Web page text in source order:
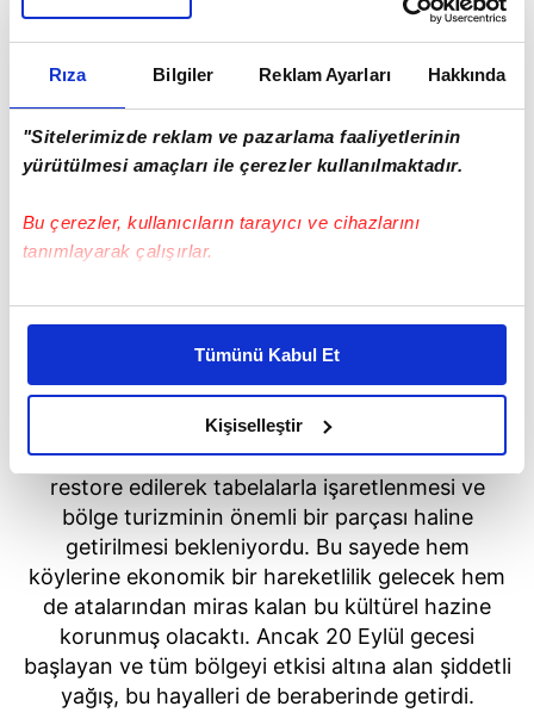
Rıza Bilgiler Reklam Ayarları Hakkında
"Sitelerimizde reklam ve pazarlama faaliyetlerinin
yürütülmesi amaçları ile çerezler kullanılmaktadır.
Bu çerezler, kullanıcıların tarayıcı ve cihazlarını
tanımlayarak çalışırlar.
Bu çerezlere izin vermeniz halinde sizlere özel
daha iyi reklam deneyimi yaşatabiliriz. Bunu yaparken
amacımızın size daha iyi bir reklam deneyimi sunmak
olduğunu ve sizlere en iyi içerikleri sunabilmek adına
elimizden gelen çabayı gösterdiğimizi ve bu noktada,
reklamların maliyetlerimizi karşılamak noktasında tek gelir
kalemimiz olduğunu sizlere hatırlatmak isteriz.
Her halükârda, kullanıcılar, bu çerezlere izin vermedikleri
takdirde, kullanıcılara hedefli reklamlar
Sizlere daha iyi bir hizmet sunabilmek için İnternet
Sitemizde kendimize ve üçüncü kişilere ait çerezler
Tümünü Kabul Et
Kişiselleştir
KAPILDI
Bölge halkı köprünün keşfedilmesinin ardından
büyük bir heyecan ve umut içindeydi. Yapının
restore edilerek tabelalarla işaretlenmesi ve
bölge turizminin önemli bir parçası haline
getirilmesi bekleniyordu. Bu sayede hem
köylerine ekonomik bir hareketlilik gelecek hem
de atalarından miras kalan bu kültürel hazine
korunmuş olacaktı. Ancak 20 Eylül gecesi
başlayan ve tüm bölgeyi etkisi altına alan şiddetli
yağış, bu hayalleri de beraberinde getirdi.